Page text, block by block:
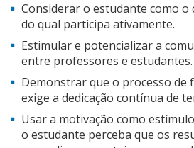
Considerar o estudante como o
do qual participa ativamente.
Estimular e potencializar a
entre professores e estudantes.
Demonstrar que o processo de
exige a dedicação contínua de
Usar a motivação como
o estudante perceba que os